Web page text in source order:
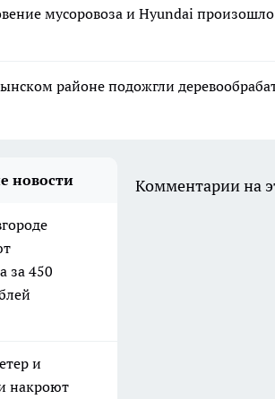
мусоровоза и Hyundai произошло
районе подожгли
новости
за 450
и
накроют
Комментарии на